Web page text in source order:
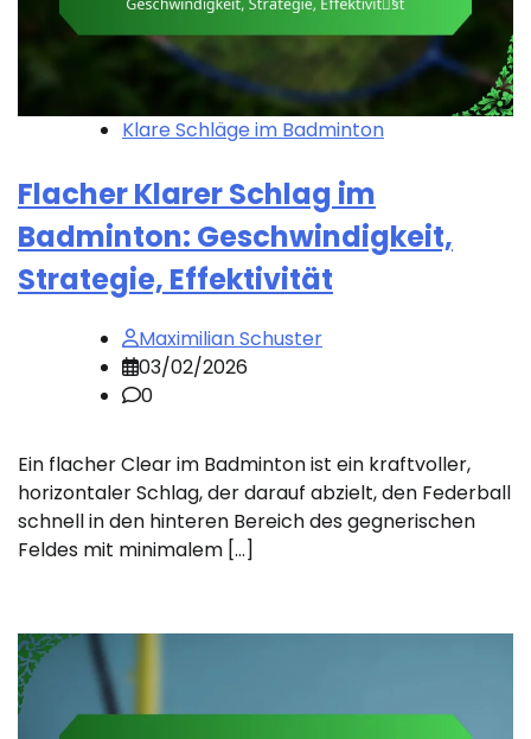
Klare Schläge im Badminton
Flacher Klarer Schlag im
Badminton: Geschwindigkeit,
Strategie, Effektivität
Maximilian Schuster
03/02/2026
0
Ein flacher Clear im Badminton ist ein kraftvoller,
horizontaler Schlag, der darauf abzielt, den Federball
schnell in den hinteren Bereich des gegnerischen
Feldes mit minimalem […]